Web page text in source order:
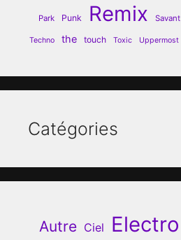
Park Punk Remix Savant
Techno the touch Toxic Uppermost
Catégories
Autre Ciel Electro